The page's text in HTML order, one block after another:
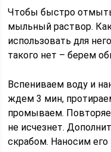
Чтобы быстро
мыльный раствор.
использовать для
такого нет – берем
Вспениваем воду и
ждем 3 мин,
промываем.
не исчезнет.
скрабом. Наносим